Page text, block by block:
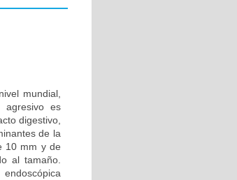
mundial,
es
digestivo,
de la
10 mm y de
al tamaño.